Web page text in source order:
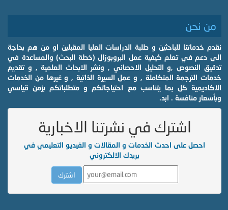
من نحن
نقدم خدماتنا للباحثين و طلبة الدراسات العليا المقبلين او من هم بحاجة
الى دعم في تعلم كيفية عمل البروبوزال (خطة البحث) والمساعدة في
تدقيق النصوص ,و التحليل الاحصائي , ونشر الابحاث العلمية , و تقديم
خدمات الترجمة المتكاملة , و عمل السيرة الذاتية , و غيرها من الخدمات
الاكاديمية كل بما يتناسب مع احتياجاتكم و متطلباتكم بزمن قياسي
وبأسعار منافسة . ابد.
اشترك في نشرتنا الاخبارية
احصل على احدث الخدمات و المقالات و الفيديو التعليمي في
بريدك الالكتروني